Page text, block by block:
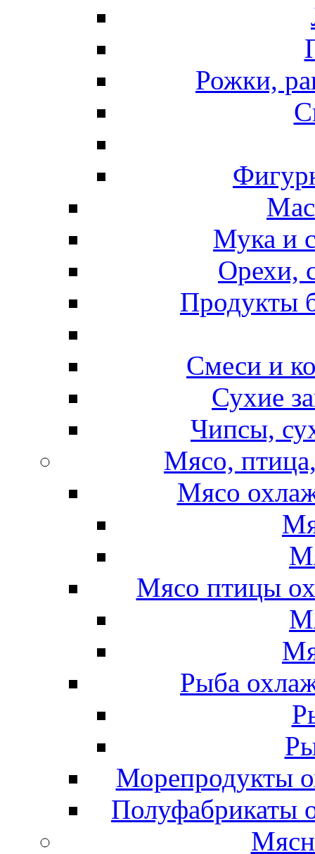
Рожки,
Мука и
Орехи,
Продукты
Смеси и
Сухие
Чипсы,
Мясо,
Мясо
Мясо птицы
Рыба
Морепродукты
Полуфабрикаты